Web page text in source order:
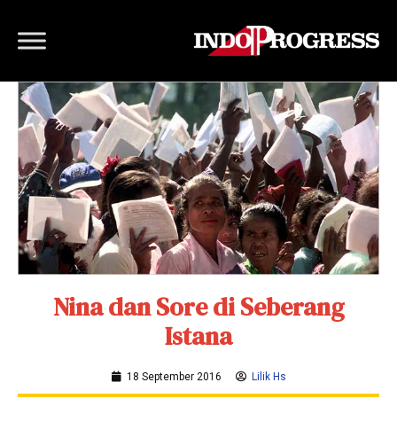
Nina dan Sore di Seberang
Istana
18 September 2016 Lilik Hs